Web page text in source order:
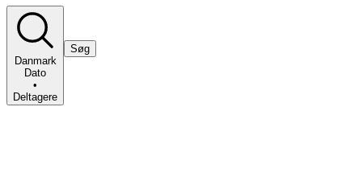
Danmark
Dato
•
Deltagere
Søg